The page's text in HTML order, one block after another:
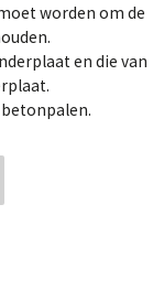
worden om de
en die van